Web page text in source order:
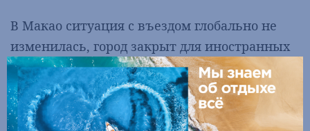
В Макао ситуация с въездом глобально не
изменилась, город закрыт для иностранных
туристов.
Туристам из иностранных